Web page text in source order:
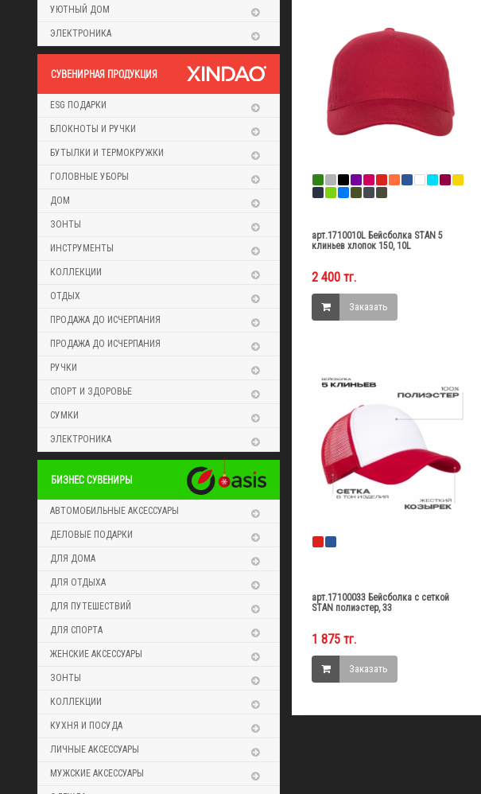
УЮТНЫЙ ДОМ
ЭЛЕКТРОНИКА
CУВЕНИРНАЯ ПРОДУКЦИЯ
ESG ПОДАРКИ
БЛОКНОТЫ И РУЧКИ
БУТЫЛКИ И ТЕРМОКРУЖКИ
ГОЛОВНЫЕ УБОРЫ
ДОМ
ЗОНТЫ
ИНСТРУМЕНТЫ
КОЛЛЕКЦИИ
ОТДЫХ
ПРОДАЖА ДО ИСЧЕРПАНИЯ
ПРОДАЖА ДО ИСЧЕРПАНИЯ
РУЧКИ
СПОРТ И ЗДОРОВЬЕ
СУМКИ
ЭЛЕКТРОНИКА
БИЗНЕС СУВЕНИРЫ
АВТОМОБИЛЬНЫЕ АКСЕССУАРЫ
ДЕЛОВЫЕ ПОДАРКИ
ДЛЯ ДОМА
ДЛЯ ОТДЫХА
ДЛЯ ПУТЕШЕСТВИЙ
ДЛЯ СПОРТА
ЖЕНСКИЕ АКСЕССУАРЫ
ЗОНТЫ
КОЛЛЕКЦИИ
КУХНЯ И ПОСУДА
ЛИЧНЫЕ АКСЕССУАРЫ
МУЖСКИЕ АКСЕССУАРЫ
арт.1710010L Бейсболка STAN 5
клиньев хлопок 150, 10L
2 400 тг.
Заказать
арт.17100033 Бейсболка с сеткой
STAN полиэстер, 33
1 875 тг.
Заказать